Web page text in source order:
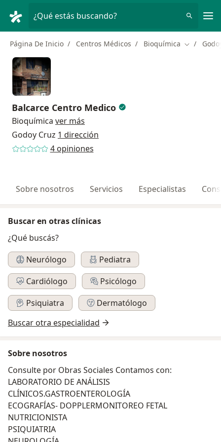
¿Qué estás buscando?
Página De Inicio Centros Médicos Bioquímica Cambiar
Balcarce Centro Medico
Bioquímica ver más
Godoy Cruz 1 dirección
4 opiniones
Sobre nosotros Servicios Especialistas
Buscar en otras clínicas
¿Qué buscás?
Neurólogo
Pediatra
Cardiólogo
Psicólogo
Psiquiatra
Dermatólogo
Buscar otra especialidad
Sobre nosotros
Consulte por Obras Sociales Contamos con:
LABORATORIO DE ANÁLISIS
CLÍNICOS.GASTROENTEROLOGÍA
ECOGRAFÍAS- DOPPLERMONITOREO FETAL
NUTRICIONISTA
PSIQUIATRIA